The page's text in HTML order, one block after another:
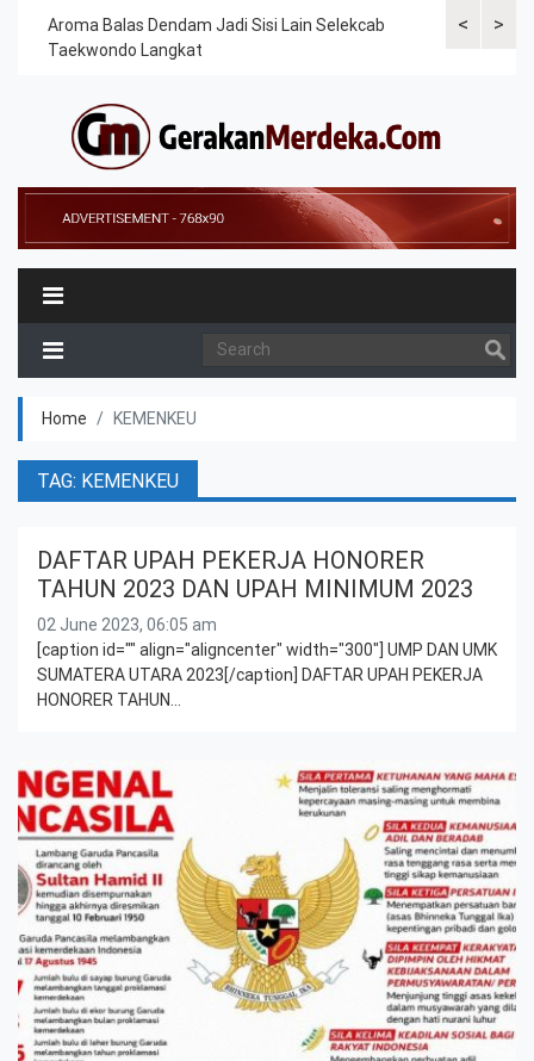
<
Aroma Balas Dendam Jadi Sisi Lain Selekcab
Taekwondo Langkat
>
Home KEMENKEU
TAG: KEMENKEU
DAFTAR UPAH PEKERJA HONORER
TAHUN 2023 DAN UPAH MINIMUM 2023
02 June 2023, 06:05 am
[caption id="" align="aligncenter" width="300"] UMP DAN UMK
SUMATERA UTARA 2023[/caption] DAFTAR UPAH PEKERJA
HONORER TAHUN…